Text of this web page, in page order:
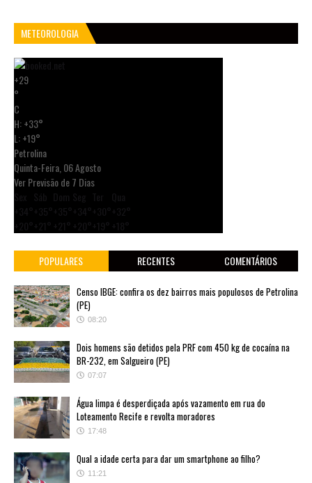
METEOROLOGIA
+29
°
C
H:+33°
L:+19°
Petrolina
Quinta-Feira, 06 Agosto
Ver Previsão de 7 Dias
POPULARES RECENTES COMENTÁRIOS
Censo IBGE: confira os dez bairros mais populosos de Petrolina
(PE)
08:20
Dois homens são detidos pela PRF com 450 kg de cocaína na
BR-232, em Salgueiro (PE)
07:07
Água limpa é desperdiçada após vazamento em rua do
Loteamento Recife e revolta moradores
17:48
Qual a idade certa para dar um smartphone ao filho?
11:21